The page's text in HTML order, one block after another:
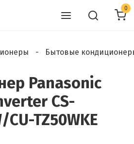
0
Бытовые
Panasonic
CS-
CU-TZ50WKE